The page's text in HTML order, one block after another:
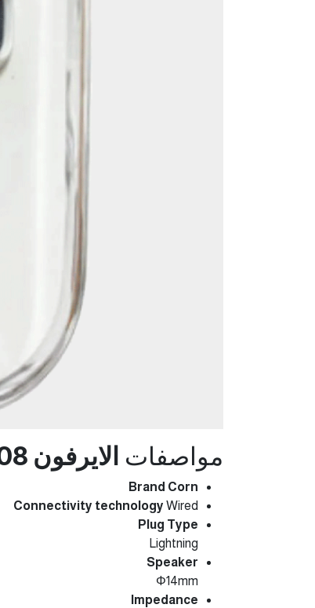
مواصفات الايرفون CORN EARPHONE EA008
Brand Corn
Connectivity technology Wired
Plug Type
Lightning
Speaker
Φ14mm
Impedance